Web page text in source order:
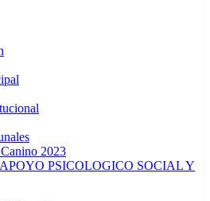
2023
PSICOLOGICO SOCIAL Y